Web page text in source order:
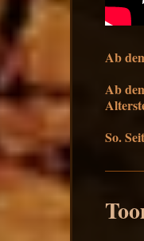
Ab
Ab
So.